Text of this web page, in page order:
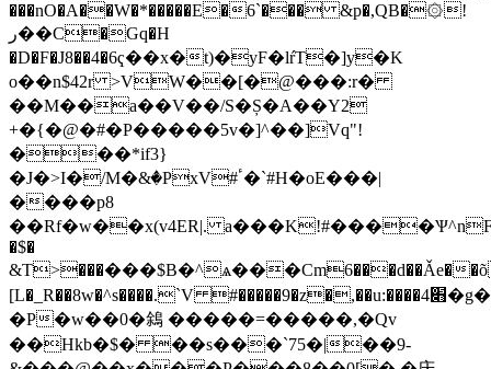
���nO�A��W�*�����E�6`��� &p�,QB�۞!
ر��C�Gq�H
�D�F�J8��4�6ҁ��x�t)�yF�lŕT�]y�K
o��n$42r >VW��[�@���:r�
��M��a��V��/S�Ș�A��Y2
+�{�@�#�P�����5v�]^��]Vq"!
���*if3}
�J�>I�/M�&ٛ�PxV#ٴ�`#Η�oE���|
����p8
��Rf�w��x(v4ER|.
�$�
&T>���￱���$B�^ѧ���Cm6���d��Ǎe�
[L�_R��8w�^s����.ˋV #�����9�z�,��u:����4׋�g����F�j4�������#�s@�&�l��
�P�w��0�䳜 �����=�����,�Qv
��Hkb�$� ��s���`75�|��9-